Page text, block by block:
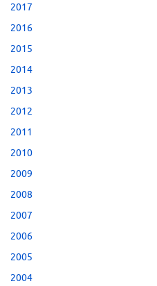
2017
2016
2015
2014
2013
2012
2011
2010
2009
2008
2007
2006
2005
2004